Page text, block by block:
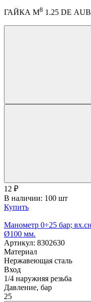
ГАЙКА М8 1.25 DE
12 ₽
В наличии: 100 шт
Купить
Манометр 0÷25 бар;
Ø100 мм.
Артикул: 8302630
Материал
Нержавеющая сталь
Вход
1/4 наружняя резьба
Давление, бар
25